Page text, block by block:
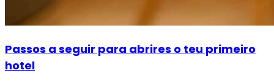
Passos a seguir para abrires o teu primeiro
hotel